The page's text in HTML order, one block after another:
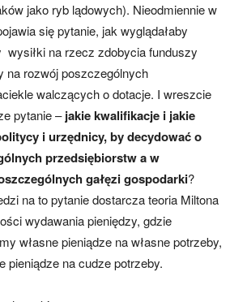
jako ryb lądowych). Nieodmiennie w
się pytanie, jak wyglądałaby
wysiłki na rzecz zdobycia funduszy
na rozwój poszczególnych
walczących o dotacje. I wreszcie
pytanie –jakie kwalifikacje i jakie
i urzędnicy, by decydować o
przedsiębiorstw a w
gałęzi gospodarki?
na to pytanie dostarcza teoria Miltona
wydawania pieniędzy, gdzie
własne pieniądze na własne potrzeby,
pieniądze na cudze potrzeby.